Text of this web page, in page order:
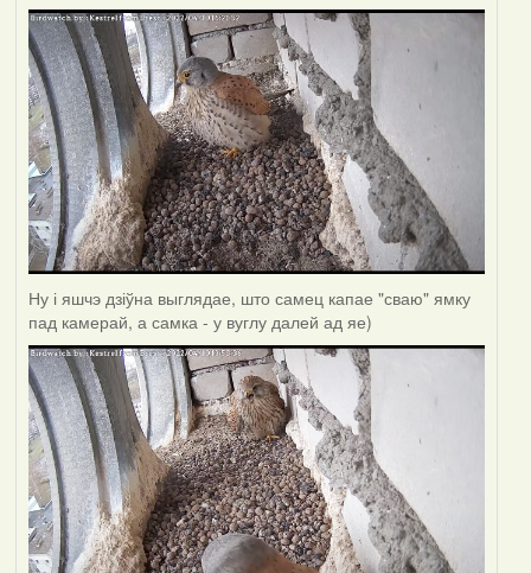
Ну і яшчэ дзіўна выглядае, што самец капае "сваю" ямку
пад камерай, а самка - у вуглу далей ад яе)